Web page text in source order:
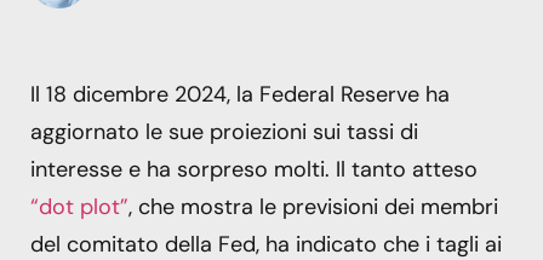
Il 18 dicembre 2024, la Federal Reserve ha
aggiornato le sue proiezioni sui tassi di
interesse e ha sorpreso molti. Il tanto atteso
“dot plot”, che mostra le previsioni dei membri
del comitato della Fed, ha indicato che i tagli ai